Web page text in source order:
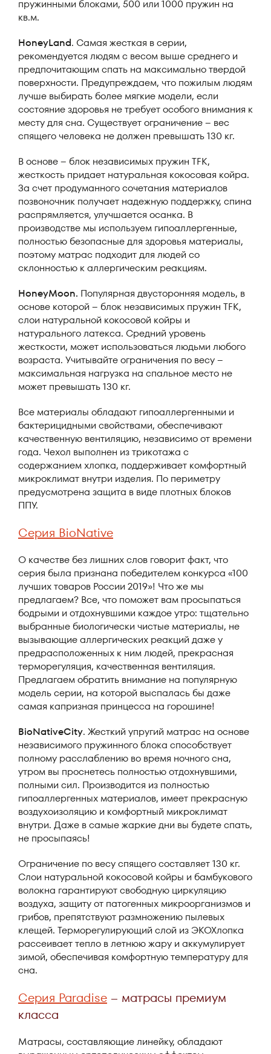
пружинными блоками, 500 или 1000 пружин на
кв.м.
HoneyLand. Самая жесткая в серии,
рекомендуется людям с весом выше среднего и
предпочитающим спать на максимально твердой
поверхности. Предупреждаем, что пожилым людям
лучше выбирать более мягкие модели, если
состояние здоровья не требует особого внимания к
месту для сна. Существует ограничение – вес
спящего человека не должен превышать 130 кг.
В основе – блок независимых пружин TFK,
жесткость придает натуральная кокосовая койра.
За счет продуманного сочетания материалов
позвоночник получает надежную поддержку, спина
распрямляется, улучшается осанка. В
производстве мы используем гипоаллергенные,
полностью безопасные для здоровья материалы,
поэтому матрас подходит для людей со
склонностью к аллергическим реакциям.
HoneyMoon. Популярная двусторонняя модель, в
основе которой – блок независимых пружин TFK,
слои натуральной кокосовой койры и
натурального латекса. Средний уровень
жесткости, может использоваться людьми любого
возраста. Учитывайте ограничения по весу –
максимальная нагрузка на спальное место не
может превышать 130 кг.
Все материалы обладают гипоаллергенными и
бактерицидными свойствами, обеспечивают
качественную вентиляцию, независимо от времени
года. Чехол выполнен из трикотажа с
содержанием хлопка, поддерживает комфортный
микроклимат внутри изделия. По периметру
предусмотрена защита в виде плотных блоков
ППУ.
Серия BioNative
О качестве без лишних слов говорит факт, что
серия была признана победителем конкурса «100
лучших товаров России 2019»! Что же мы
предлагаем? Все, что поможет вам просыпаться
бодрыми и отдохнувшими каждое утро: тщательно
выбранные биологически чистые материалы, не
вызывающие аллергических реакций даже у
предрасположенных к ним людей, прекрасная
терморегуляция, качественная вентиляция.
Предлагаем обратить внимание на популярную
модель серии, на которой выспалась бы даже
самая капризная принцесса на горошине!
BioNativeCity. Жесткий упругий матрас на основе
независимого пружинного блока способствует
полному расслаблению во время ночного сна,
утром вы проснетесь полностью отдохнувшими,
полными сил. Производится из полностью
гипоаллергенных материалов, имеет прекрасную
воздухоизоляцию и комфортный микроклимат
внутри. Даже в самые жаркие дни вы будете спать,
не просыпаясь!
Ограничение по весу спящего составляет 130 кг.
Слои натуральной кокосовой койры и бамбукового
волокна гарантируют свободную циркуляцию
воздуха, защиту от патогенных микроорганизмов и
грибов, препятствуют размножению пылевых
клещей. Терморегулирующий слой из ЭКОХлопка
рассеивает тепло в летнюю жару и аккумулирует
зимой, обеспечивая комфортную температуру для
сна.
Серия Paradise – матрасы премиум
класса
Матрасы, составляющие линейку, обладают